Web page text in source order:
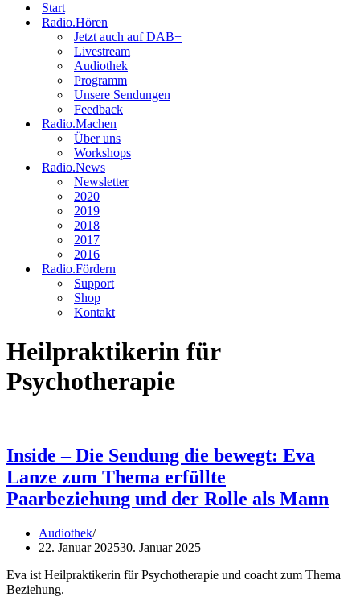
Start
Radio.Hören
Jetzt auch auf DAB+
Livestream
Audiothek
Programm
Unsere Sendungen
Feedback
Radio.Machen
Über uns
Workshops
Radio.News
Newsletter
2020
2019
2018
2017
2016
Radio.Fördern
Support
Shop
Kontakt
Heilpraktikerin für
Psychotherapie
Inside – Die Sendung die bewegt: Eva
Lanze zum Thema erfüllte
Paarbeziehung und der Rolle als Mann
Audiothek
22. Januar 202530. Januar 2025
Eva ist Heilpraktikerin für Psychotherapie und coacht zum Thema
Beziehung.